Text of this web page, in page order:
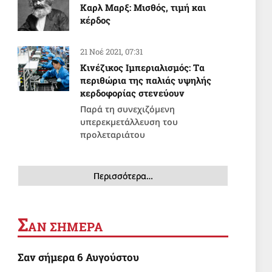
Καρλ Μαρξ: Μισθός, τιμή και
κέρδος
21 Νοέ 2021, 07:31
Κινέζικος Ιμπεριαλισμός: Tα
περιθώρια της παλιάς υψηλής
κερδοφορίας στενεύουν
Παρά τη συνεχιζόμενη
υπερεκμετάλλευση του
προλεταριάτου
Περισσότερα…
ΣΑΝ ΣΗΜΕΡΑ
Σαν σήμερα 6 Αυγούστου